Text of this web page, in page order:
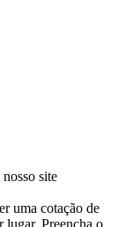
site
uma cotação de
lugar. Preencha o